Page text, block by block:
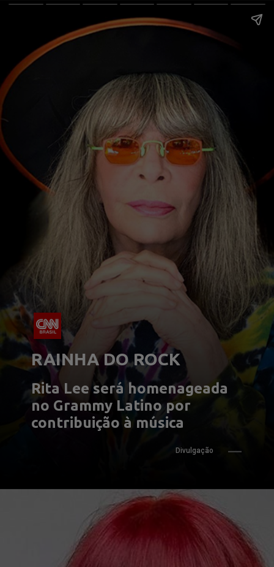
RAINHA DO ROCK
Rita Lee será homenageada
no Grammy Latino por
contribuição à música
Divulgação